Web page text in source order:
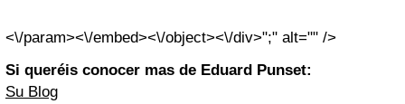
<\/param><\/embed><\/object><\/div>";" alt="" />
Si queréis conocer mas de Eduard Punset:
Su Blog